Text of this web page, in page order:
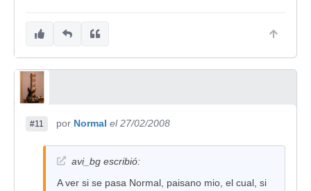
#11 por Normal el 27/02/2008
avi_bg escribió:
A ver si se pasa Normal, paisano mio, el cual, si